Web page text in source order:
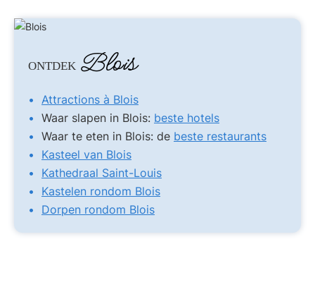
ONTDEK Blois
Attractions à Blois
Waar slapen in Blois: beste hotels
Waar te eten in Blois: de beste restaurants
Kasteel van Blois
Kathedraal Saint-Louis
Kastelen rondom Blois
Dorpen rondom Blois